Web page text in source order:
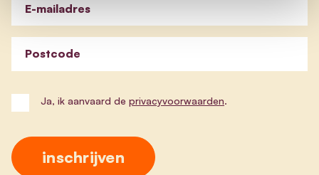
E-mailadres
Postcode
Ja, ik aanvaard de privacyvoorwaarden.